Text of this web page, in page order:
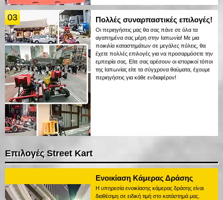
03 Πολλές συναρπαστικές επιλογές!
Οι περιηγήσεις μας θα σας πάνε σε όλα τα
αγαπημένα σας μέρη στην Ιαπωνία! Με μια
ποικιλία καταστημάτων σε μεγάλες πόλεις, θα
έχετε πολλές επιλογές για να προσαρμόσετε την
εμπειρία σας. Είτε σας αρέσουν οι ιστορικοί τόποι
της Ιαπωνίας είτε τα σύγχρονα θαύματα, έχουμε
περιηγήσεις για κάθε ενδιαφέρον!
Επιλογές Street Kart
Ενοικίαση Κάμερας Δράσης
Η υπηρεσία ενοικίασης κάμερας δράσης είναι
διαθέσιμη σε ειδική τιμή στο κατάστημά μας.